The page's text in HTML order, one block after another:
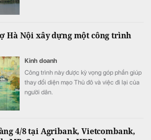
Hà Nội xây dựng một công trình
Kinh doanh
Công trình này được kỳ vọng góp phần giúp
thay đổi diện mạo Thủ đô và việc đi lại của
người dân.
4/8 tại Agribank, Vietcombank,